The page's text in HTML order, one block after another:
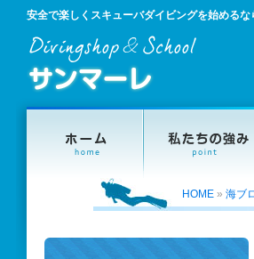
安全で楽しくスキューバダイビングを始める
HOME » 海ブ